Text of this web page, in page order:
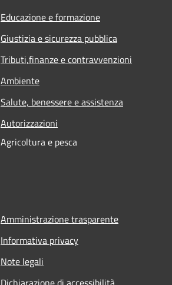
Educazione e formazione
Giustizia e sicurezza pubblica
Tributi,finanze e contravvenzioni
Ambiente
Salute, benessere e assistenza
Autorizzazioni
Agricoltura e pesca
Amministrazione trasparente
Informativa privacy
Note legali